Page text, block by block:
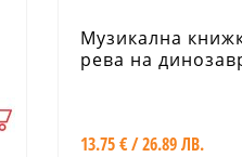
Музикална
рева на
13.75 € / 26.89 ЛВ.